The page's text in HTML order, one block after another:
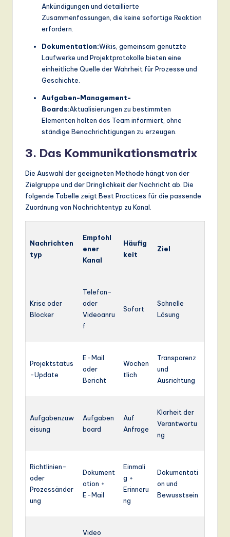
Ankündigungen und detaillierte
Zusammenfassungen, die keine sofortige Reaktion
erfordern.
Dokumentation:Wikis, gemeinsam genutzte
Laufwerke und Projektprotokolle bieten eine
einheitliche Quelle der Wahrheit für Prozesse und
Geschichte.
Aufgaben-Management-
Boards:Aktualisierungen zu bestimmten
Elementen halten das Team informiert, ohne
ständige Benachrichtigungen zu erzeugen.
3. Das Kommunikationsmatrix
Die Auswahl der geeigneten Methode hängt von der
Zielgruppe und der Dringlichkeit der Nachricht ab. Die
folgende Tabelle zeigt Best Practices für die passende
Zuordnung von Nachrichtentyp zu Kanal.
Nachrichten
typ
Empfohl
ener
Kanal
Häufig
keit
Ziel
Krise oder
Blocker
Telefon-
oder
Videoanru
f
Sofort
Schnelle
Lösung
Projektstatus
-Update
E-Mail
oder
Bericht
Wöchen
tlich
Transparenz
und
Ausrichtung
Aufgabenzuw
eisung
Aufgaben
board
Auf
Anfrage
Klarheit der
Verantwortu
ng
Richtlinien-
oder
Prozessänder
ung
Dokument
ation +
E-Mail
Einmali
g +
Erinneru
ng
Dokumentati
on und
Bewusstsein
Video